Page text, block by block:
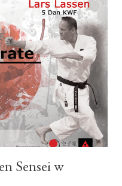
Sensei w